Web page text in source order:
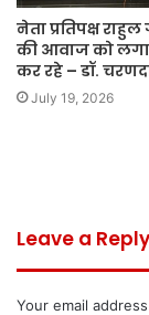
नेता प्रतिपक्ष राहुल
की आवाज को
कर रहे – डॉ.
July 19, 2026
Leave a Reply
Your email